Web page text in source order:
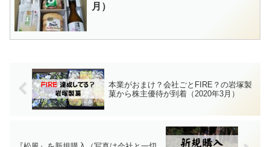
月）
本業がおまけ？会社ごとFIRE？の岩塚製
菓から株主優待が到着（2020年3月）